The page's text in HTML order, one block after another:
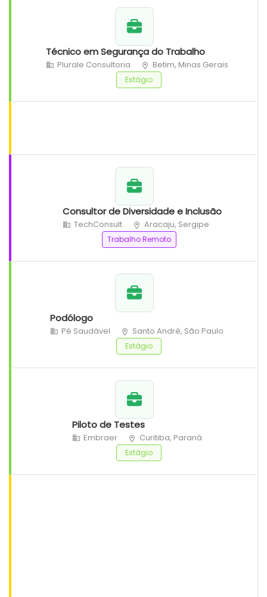
Técnico em Segurança do Trabalho
Plurale Consultoria Betim, Minas Gerais
Estágio
Consultor de Diversidade e Inclusão
TechConsult Aracaju, Sergipe
Trabalho Remoto
Podólogo
Pé Saudável Santo André, São Paulo
Estágio
Piloto de Testes
Embraer Curitiba, Paraná
Estágio